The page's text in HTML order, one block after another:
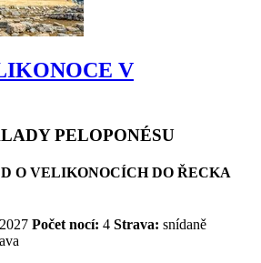
V
PELOPONÉSU
O VELIKONOCÍCH DO ŘECKA
Počet nocí: 4 Strava: snídaně